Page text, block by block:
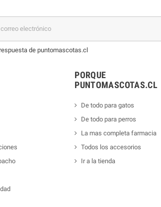
de puntomascotas.cl
PORQUE
PUNTOMASCOTAS.CL
De todo para gatos
De todo para perros
La mas completa farmacia
Todos los accesorios
Ir a la tienda